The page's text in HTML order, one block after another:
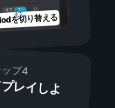
オン
オフ
を切り替える
プ4
レイしよ